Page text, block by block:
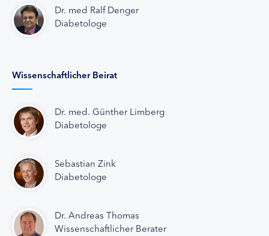
Dr. med Ralf Denger
Diabetologe
Wissenschaftlicher Beirat
Dr. med. Günther Limberg
Diabetologe
Sebastian Zink
Diabetologe
Dr. Andreas Thomas
Wissenschaftlicher Berater